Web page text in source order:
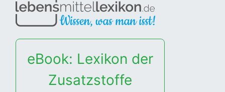
eBook: Lexikon der
Zusatzstoffe